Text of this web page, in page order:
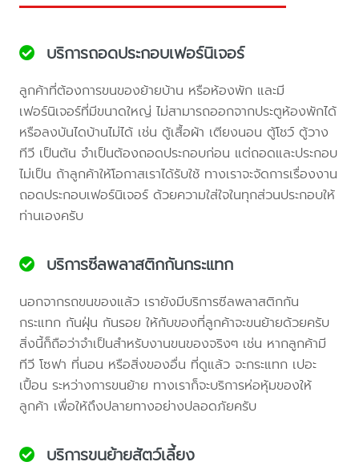
บริการถอดประกอบเฟอร์นิเจอร์
ลูกค้าที่ต้องการขนของย้ายบ้าน หรือห้องพัก และมี
เฟอร์นิเจอร์ที่มีขนาดใหญ่ ไม่สามารถออกจากประตูห้องพักได้
หรือลงบันไดบ้านไม่ได้ เช่น ตู้เสื้อผ้า เตียงนอน ตู้โชว์ ตู้วาง
ทีวี เป็นต้น จำเป็นต้องถอดประกอบก่อน แต่ถอดและประกอบ
ไม่เป็น ถ้าลูกค้าให้โอกาสเราได้รับใช้ ทางเราจะจัดการเรื่องงาน
ถอดประกอบเฟอร์นิเจอร์ ด้วยความใส่ใจในทุกส่วนประกอบให้
ท่านเองครับ
บริการซีลพลาสติกกันกระแทก
นอกจากรถขนของแล้ว เรายังมีบริการซีลพลาสติกกัน
กระแทก กันฝุ่น กันรอย ให้กับของที่ลูกค้าจะขนย้ายด้วยครับ
สิ่งนี้ก็ถือว่าจำเป็นสำหรับงานขนของจริงๆ เช่น หากลูกค้ามี
ทีวี โซฟา ที่นอน หรือสิ่งของอื่น ที่ดูแล้ว จะกระแทก เปอะ
เปื้อน ระหว่างการขนย้าย ทางเราก็จะบริการห่อหุ้มของให้
ลูกค้า เพื่อให้ถึงปลายทางอย่างปลอดภัยครับ
บริการขนย้ายสัตว์เลี้ยง